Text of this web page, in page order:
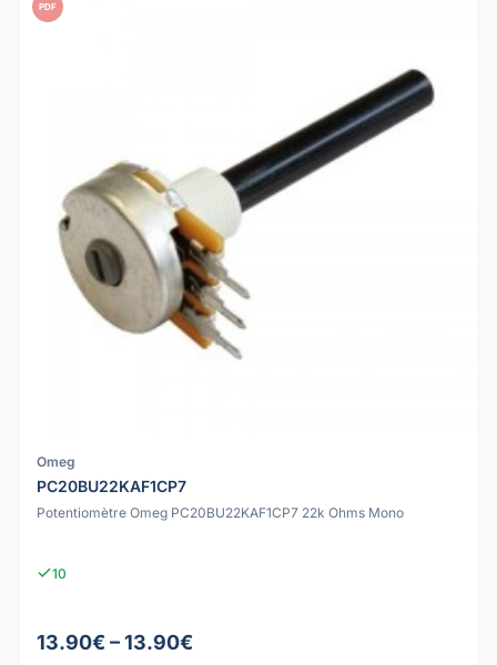
PDF
Omeg
PC20BU22KAF1CP7
Potentiomètre Omeg PC20BU22KAF1CP7 22k Ohms Mono
10
13.90€ – 13.90€